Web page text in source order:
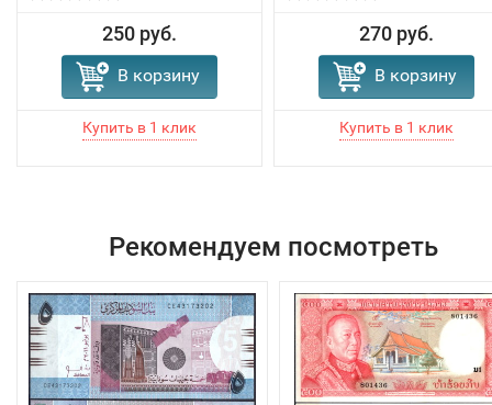
250 руб.
В корзину
270 руб.
В корзину
Рекомендуем посмотреть